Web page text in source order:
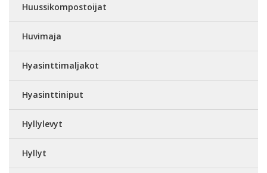
Huussikompostoijat
Huvimaja
Hyasinttimaljakot
Hyasinttiniput
Hyllylevyt
Hyllyt